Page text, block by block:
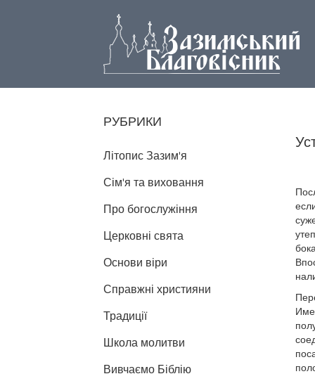
РУБРИКИ
Літопис Зазим'я
Сім'я та виховання
Про богослужіння
Церковні свята
Основи віри
Справжні християни
Традиції
Школа молитви
Вивчаємо Біблію